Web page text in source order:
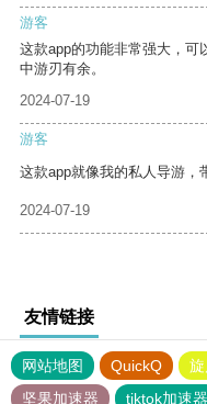
游客
这款app的功能非常强大，可
中游刃有余。
2024-07-19
游客
这款app就像我的私人导游，
2024-07-19
友情链接
网站地图 QuickQ
坚果加速器
tiktok加速器